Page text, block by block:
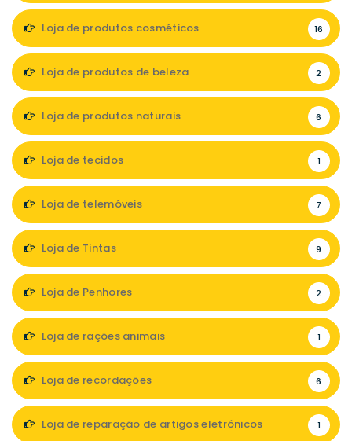
Loja de produtos cosméticos 16
Loja de produtos de beleza 2
Loja de produtos naturais 6
Loja de tecidos 1
Loja de telemóveis 7
Loja de Tintas 9
Loja de Penhores 2
Loja de rações animais 1
Loja de recordações 6
Loja de reparação de artigos eletrónicos 1